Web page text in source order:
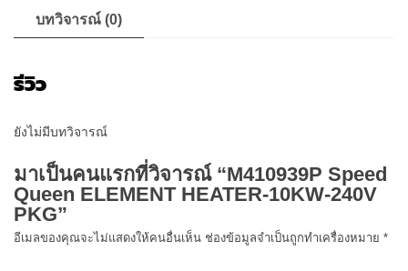
บทวิจารณ์ (0)
รีวิว
ยังไม่มีบทวิจารณ์
มาเป็นคนแรกที่วิจารณ์ “M410939P Speed
Queen ELEMENT HEATER-10KW-240V
PKG”
อีเมลของคุณจะไม่แสดงให้คนอื่นเห็น ช่องข้อมูลจำเป็นถูกทำเครื่องหมาย *